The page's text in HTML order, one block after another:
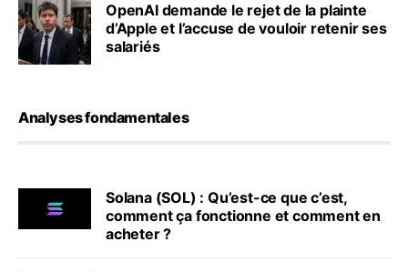
OpenAI demande le rejet de la plainte
d’Apple et l’accuse de vouloir retenir ses
salariés
Analyses fondamentales
Solana (SOL) : Qu’est-ce que c’est,
comment ça fonctionne et comment en
acheter ?